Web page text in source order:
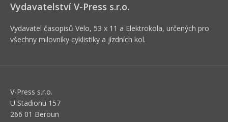
Vydavatelství V-Press s.r.o.
Vydavatel časopisů Velo, 53 x 11 a Elektrokola, určených pro
všechny milovníky cyklistiky a jízdních kol.
V-Press s.r.o.
U Stadionu 157
266 01 Beroun